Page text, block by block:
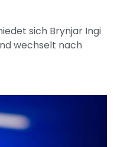
sich Brynjar Ingi
wechselt nach